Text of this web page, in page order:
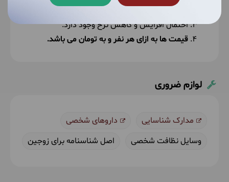
احتمال افزایش و کاهش نرخ وجود دارد.
قیمت ها به ازای هر نفر و به تومان می باشد.
لوازم ضروری
مدارک شناسایی
داروهای شخصی
وسایل نظافت شخصی
اصل شناسنامه برای زوجین